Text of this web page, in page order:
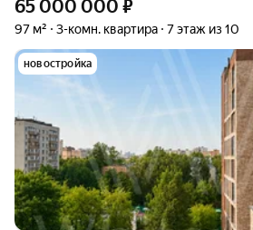
65 000 000 ₽
97 м² 3-комн. квартира 7 этаж из 10
новостройка